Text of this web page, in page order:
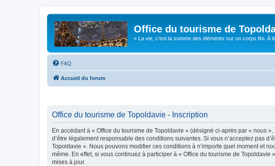
Office du tourisme de
« La vie, c'est la somme des éléments sur un corps fini. À
FAQ
Accueil du forum
Office du tourisme de Topoldavie - Inscription
En accédant à « Office du tourisme de Topoldavie » (désigné ci-après par « nous
d’être légalement responsable des conditions suivantes. Si vous n’acceptez pas
Topoldavie ». Nous pouvons modifier ces conditions à n’importe quel moment et
même. En effet, si vous continuez à participer à « Office du tourisme de
mises à jour.